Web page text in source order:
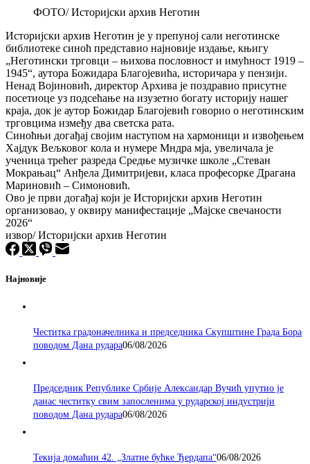
ФОТО/ Историјски архив Неготин
Историјски архив Неготин је у препуној сали неготинске
библиотеке синоћ представио најновије издање, књигу
„Неготински трговци – њихова пословност и имућност 1919 –
1945“, аутора Божидара Благојевића, историчара у пензији.
Ненад Војиновић, директор Архива је поздравио присутне
посетиоце уз подсећање на изузетно богату историју нашег
краја, док је аутор Божидар Благојевић говорио о неготинским
трговцима између два светска рата.
Синоћњи догађај својим наступом на хармоници и извођењем
Хајдук Вељковог кола и нумере Мндра мја, увеличала је
ученица трећег разреда Средње музичке школе „Стеван
Мокрањац“ Анђела Димитријеви, класа професорке Драгана
Мариновић – Симоновић.
Ово је први догађај који је Историјски архив Неготин
организовао, у оквиру манифестације „Мајске свечаности
2026“
извор/ Историјски архив Неготин
Најновије
Честитка градоначелника и председника Скупштине Града Бора
поводом Дана рудара06/08/2026
Председник Републике Србије Александар Вучић упутио је
данас честитку свим запосленима у рударској индустрији
поводом Дана рудара06/08/2026
Текија домаћин 42. „Златне бућке Ђердапа“06/08/2026